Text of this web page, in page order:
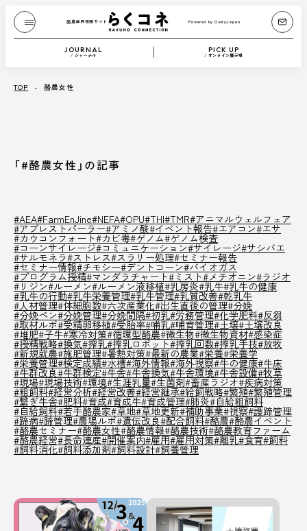
酪農業界情報サイト Powered by DairyJapan
JOURNAL
/ ジャーナル
PICK UP
/ オンライン展示場
テキストや動画で紹介します。
CATEGORY
Dairy Japan抜粋記事 酪農役立ちコラム
イベント／HotTopics Dairy Japanニュース ミニ酪農講座
誌上展示会
PICK UP/ オンライン展示場
皆さまの酪農経営に役立てる、さまざまなサー
ビスや商品を紹介しています。
オンラインのスポンサー出展ブースです。
記事一覧へ
COMPANY
TOP - 酪農女性
「#酪農女性」の記事
#AEA#FarmEnJine#NEFA#OPU#THI#TMR#アニマルウェルフェア
#アブレストパーラー#アミノ酸#イベント報告#エアコン#エサ
#カウコンフォート#カビ毒#ゲノム#ゲノム検査
#コーンサイレージ#コミュニケーション#サイレージ#サシバエ
#サルモネラ#ストレス#スラリー処理#セミナー報告
#セミナー情報#チモシー#デントコーン#バイオガス
#プログラム授精#マンダラチャート#ミスト#メチオニン#ラジオ
#リジン#ルーメン#ルーメン液移植#乳房炎#乳牛#乳牛の健康
#乳牛の行動#乳牛栄養管理#乳牛管理#乳質改善#乾乳牛
#人材管理#体細胞数#六次産業化#出生直後の管理#分娩
#分娩ペン#分娩管理#分娩間隔#初乳#労務管理#化学肥料#反芻
#取材ルポ#受精卵移植#受胎率#哺乳#哺育管理#土壌#土壌改良
#堆肥#子牛#寒冷対策#循環型酪農#微生物#微生物資材#感染症
#授精戦略#換気#搾乳#搾乳ロボット#搾乳回数#搾乳手技#放牧
#新規就農#施肥管理#暑熱対策#最新の農業#栄養#栄養学
#栄養管理#検定成績#水槽#海外情報#海外視察#牛の健康#牛床
#牛群改良#牛群検定#牛舎#牛舎換気#牛舎環境#牛舎設備#牧草
#現場#現場技術#環境#生涯乳量#生菌剤#畜産ラジオ#疾病対策
#粗飼料#経営分析#経営改善#経営継承#給飼戦略#繁殖#繁殖管理
#繋ぎ牛舎#肥料#育成#育成牛#育成管理#肺炎#自給粗飼料
#自給飼料#若手酪農家#草地#草地更新#補助事業#視察#護蹄管理
#蹄病#蹄管理#農場ルポ#遺伝改良#配合飼料#酪農#酪農イベント
#酪農セミナー#酪農女性#酪農情報#酪農技術#酪農教育ファーム
#酪農経営#長命連産#開催案内#雇用#雇用対策#離乳#食育#飼料
#飼料消化#飼料添加剤#飼料設計#飼養管理